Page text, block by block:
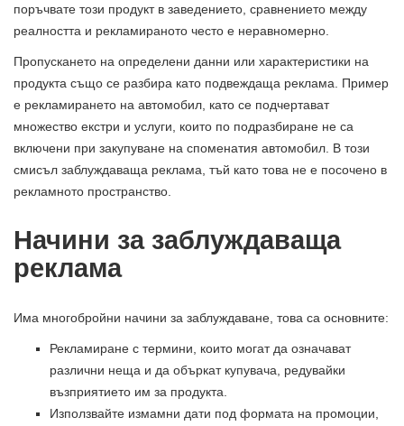
поръчвате този продукт в заведението, сравнението между
реалността и рекламираното често е неравномерно.
Пропускането на определени данни или характеристики на
продукта също се разбира като подвеждаща реклама. Пример
е рекламирането на автомобил, като се подчертават
множество екстри и услуги, които по подразбиране не са
включени при закупуване на споменатия автомобил. В този
смисъл заблуждаваща реклама, тъй като това не е посочено в
рекламното пространство.
Начини за заблуждаваща
реклама
Има многобройни начини за заблуждаване, това са основните:
Рекламиране с термини, които могат да означават
различни неща и да объркат купувача, редувайки
възприятието им за продукта.
Използвайте измамни дати под формата на промоции,